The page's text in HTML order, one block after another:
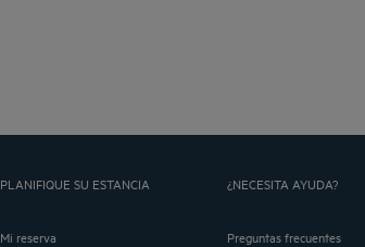
PLANIFIQUE SU ESTANCIA
Mi reserva
¿NECESITA AYUDA?
Preguntas frecuentes